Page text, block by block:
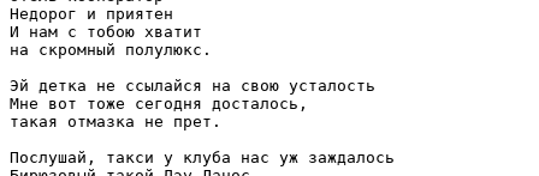
Недорог и приятен
И нам с тобою хватит
на скромный полулюкс.
Эй детка не ссылайся на свою усталость
Мне вот тоже сегодня досталось,
такая отмазка не прет.
Послушай, такси у клуба нас уж заждалось